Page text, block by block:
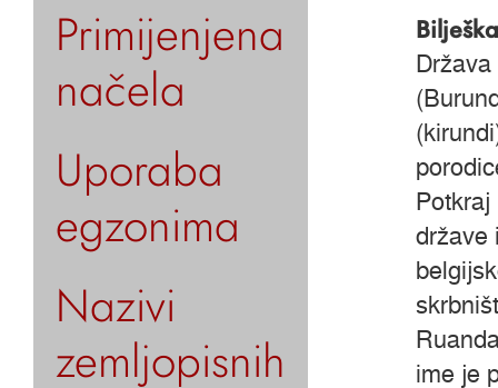
Primijenjena
načela
Uporaba
egzonima
Nazivi
zemljopisnih
Bilješka
države
ime je